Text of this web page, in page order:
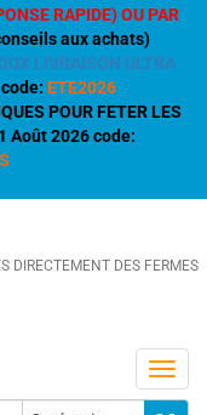
RAPIDE) OU PAR
aux achats)
LIVRAISON ULTRA
ETE2026
POUR FETER LES
Août 2026 code:
DIRECTEMENT DES FERMES